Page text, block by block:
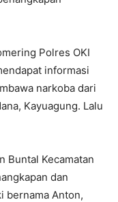
Polres OKI
informasi
narkoba dari
Kayuagung. Lalu
Buntal Kecamatan
dan
bernama Anton,